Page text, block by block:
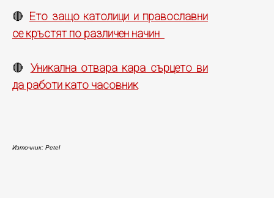
🔴 Ето защо католици и православни
се кръстят по различен начин
🔴 Уникална отвара кара сърцето ви
да работи като часовник
Източник: Petel